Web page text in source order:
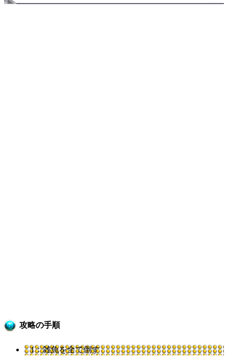
攻略の手順
1：雑魚を全て倒す